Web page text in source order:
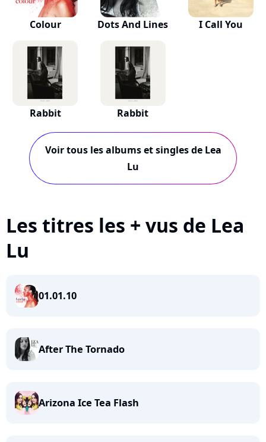
Colour Dots And Lines I Call You
Rabbit Rabbit
Voir tous les albums et singles de Lea
Lu
Les titres les + vus de Lea
Lu
01.01.10
After The Tornado
Arizona Ice Tea Flash